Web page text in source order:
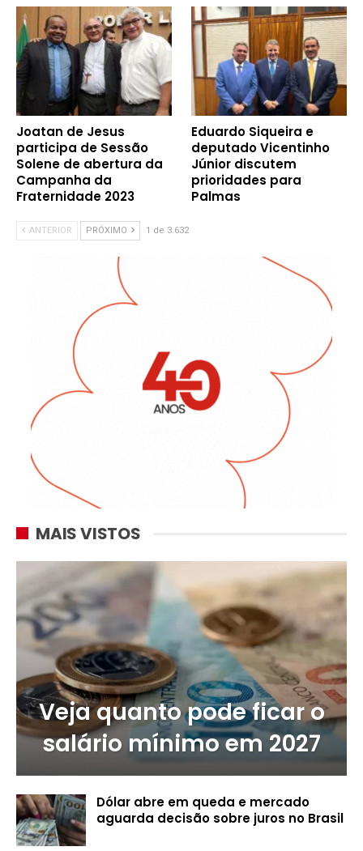
Joatan de Jesus
participa de Sessão
Solene de abertura da
Campanha da
Fraternidade 2023
Eduardo Siqueira e
deputado Vicentinho
Júnior discutem
prioridades para
Palmas
ANTERIOR PRÓXIMO 1 de 3.632
MAIS VISTOS
Veja quanto pode ficar o
salário mínimo em 2027
Dólar abre em queda e mercado
aguarda decisão sobre juros no Brasil